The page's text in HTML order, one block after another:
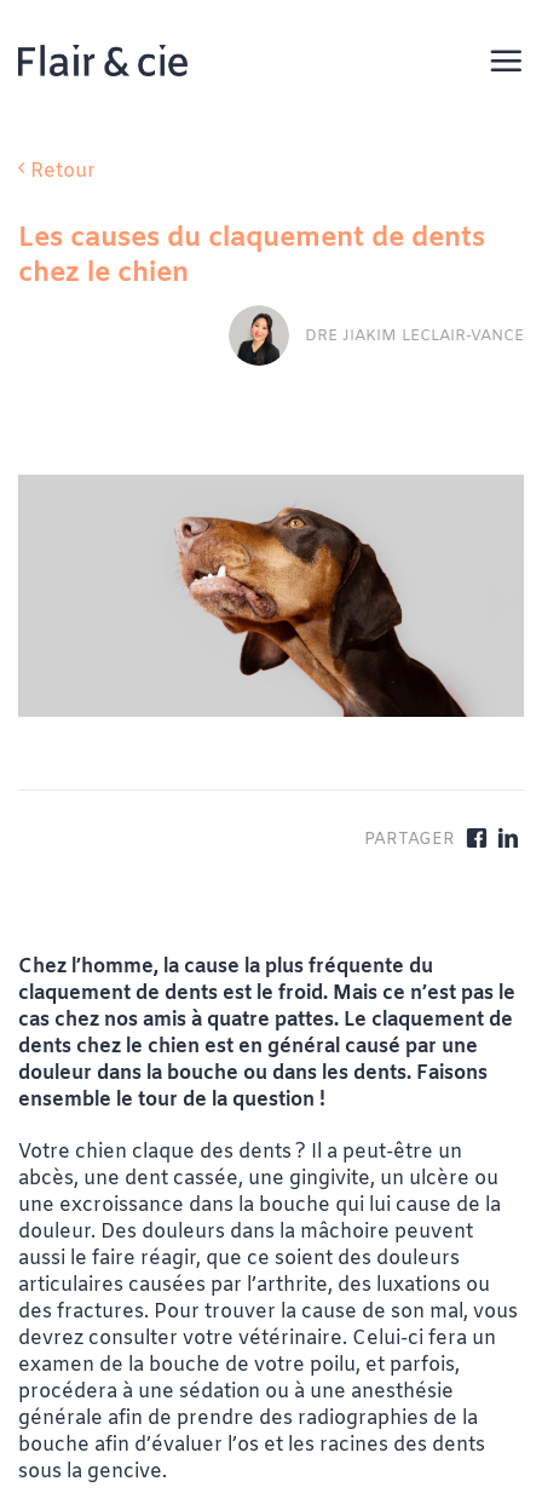
contenu
Retour
Les causes du claquement de dents
chez le chien
DRE JIAKIM LECLAIR-VANCE
Chez l’homme, la cause la plus fréquente du
claquement de dents est le froid. Mais ce n’est pas le
cas chez nos amis à quatre pattes. Le claquement de
dents chez le chien est en général causé par une
douleur dans la bouche ou dans les dents. Faisons
ensemble le tour de la question !
Votre chien claque des dents ? Il a peut-être un
abcès, une dent cassée, une gingivite, un ulcère ou
une excroissance dans la bouche qui lui cause de la
douleur. Des douleurs dans la mâchoire peuvent
aussi le faire réagir, que ce soient des douleurs
articulaires causées par l’arthrite, des luxations ou
des fractures. Pour trouver la cause de son mal, vous
devrez consulter votre vétérinaire. Celui-ci fera un
examen de la bouche de votre poilu, et parfois,
procédera à une sédation ou à une anesthésie
générale afin de prendre des radiographies de la
bouche afin d’évaluer l’os et les racines des dents
sous la gencive.